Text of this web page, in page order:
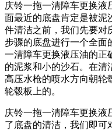
庆铃一拖一清障车更换液
面最近的底盘肯定是被泥
件清洁之前，我们先要对
步骤的底盘进行一个全面
一清障车更换液压油的正
的泥浆和小的沙石。在清
高压水枪的喷水方向朝轮
轮毂板上的。
庆铃一拖一清障车更换液
了底盘的清洁，我们即可